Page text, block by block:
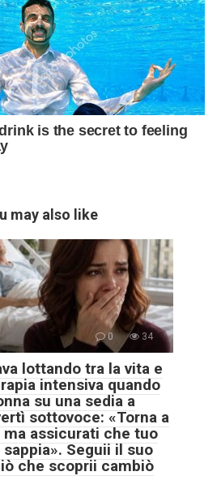
may also like
0 34
lottando tra la vita e
intensiva quando
su una sedia a
sottovoce: «Torna a
ma assicurati che tuo
Seguii il suo
che scoprii cambiò